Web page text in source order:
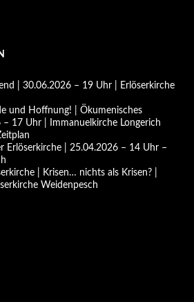
| 30.06.2026 – 19 Uhr | Erlöserkirche
und Hoffnung! | Ökumenisches
17 Uhr | Immanuelkirche Longerich
Erlöserkirche | 25.04.2026 – 14 Uhr –
| Krisen… nichts als Krisen? |
Weidenpesch